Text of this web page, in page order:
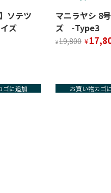
ソテツ
ズ
ゴに追加
マニラヤシ 8
ズ -Type3
¥19,800 元
¥19,800
¥
お買い物カゴ